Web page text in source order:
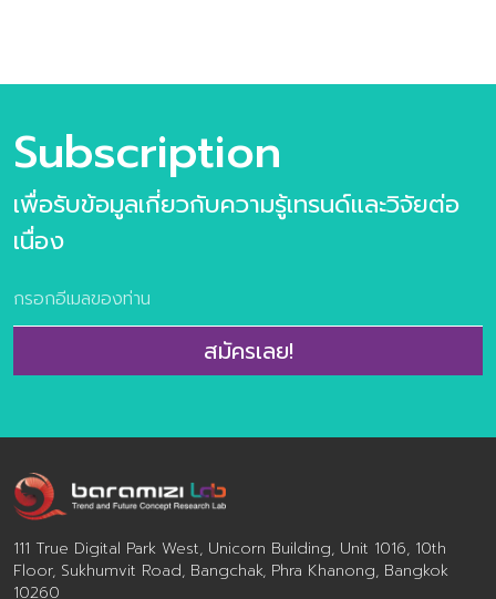
เข้าสู่ยุคของ “ผู้ช่วยอัจฉริยะ” ที่คิดแทนและ
Trend ย่อยง่าย วันนี้ จะพาคุณไปเจาะลึก
ว่า อนาคตของเทคโนโลยีนี้จะเดินไปทางไหน
และซอฟต์แวร์แบบไหนที่จะสูญพันธุ์ไปจาก
ตลาดในเร็วๆ ภาพรวม: ตลาด Software
ในอีกไม่กี่ปีข้างหน้า ทิศทางของเทคโนโลยี
เยอะกว่ากัน แต่แข่งกันที่ “ความฉลาดและ
เปลี่ยนเกม: AI-First Software: ต่อจากนี้
AI จะไม่ใช่แค่ปุ่มกดหรือ “ลูกเล่นเสริม” อีก
ก่อนที่เราจะเอ่ยปากถามเสียอีก ยุคของ
Citizen Dev […]
ยุคใหม่ 1.
(เน้นความคุ้ม
การโฆษณาเกิ
หลักฐานทางวิ
Subscription
เพื่อรับข้อมูลเกี่ยวกับความรู้เทรนด์และวิจัยต่อ
เนื่อง
สมัครเลย!
111 True Digital Park West, Unicorn Building, Unit 1016, 10th
Floor, Sukhumvit Road, Bangchak, Phra Khanong, Bangkok
10260